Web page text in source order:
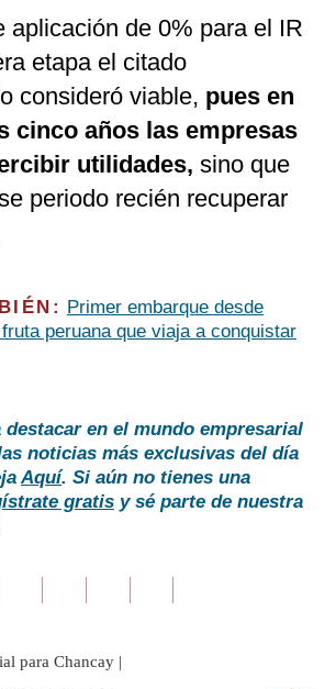
aplicación de 0% para el IR
etapa el citado
consideró viable, pues en
cinco años las empresas
utilidades, sino que
periodo recién recuperar
Primer embarque desde
peruana que viaja a conquistar
destacar en el mundo empresarial
noticias más exclusivas del día
Aquí. Si aún no tienes una
gratis y sé parte de nuestra
para Chancay |